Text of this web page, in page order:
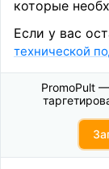
которые
Если у вас
технической
PromoPult